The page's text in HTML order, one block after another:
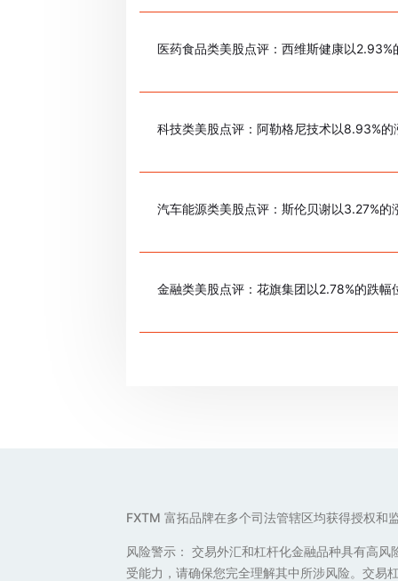
医药食品类美股点评：西维斯健康以2.93%
科技类美股点评：阿勒格尼技术以8.93%的
汽车能源类美股点评：斯伦贝谢以3.27%的
金融类美股点评：花旗集团以2.78%的跌幅
FXTM 富拓品牌在多个司法管辖区均获得授权和
风险警示： 交易外汇和杠杆化金融品种具有高
受能力，请确保您完全理解其中所涉风险。交易